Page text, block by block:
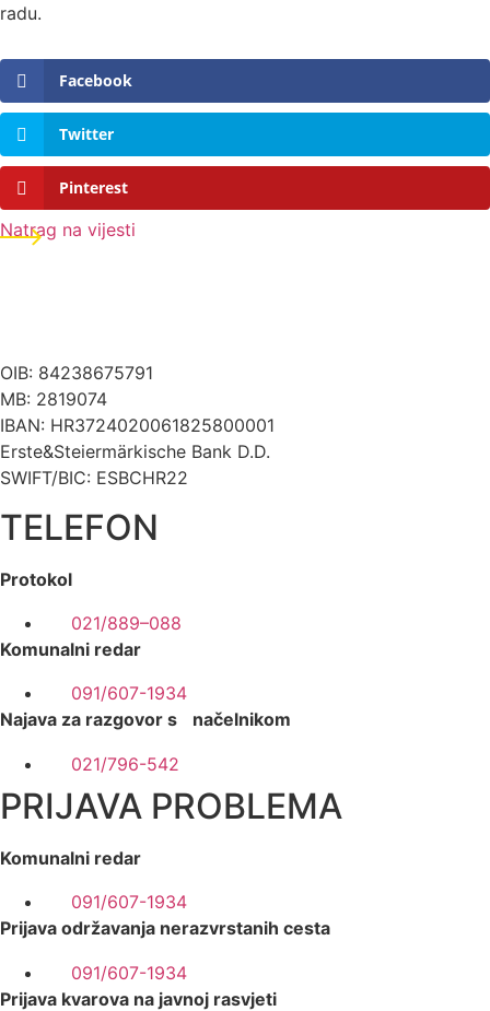
radu.
Facebook
Twitter
Pinterest
Natrag na vijesti
OIB: 84238675791
MB: 2819074
IBAN: HR3724020061825800001
Erste&Steiermärkische Bank D.D.
SWIFT/BIC: ESBCHR22
TELEFON
Protokol
021/889–088
Komunalni redar
091/607-1934
Najava za razgovor s načelnikom
021/796-542
PRIJAVA PROBLEMA
Komunalni redar
091/607-1934
Prijava održavanja nerazvrstanih cesta
091/607-1934
Prijava kvarova na javnoj rasvjeti